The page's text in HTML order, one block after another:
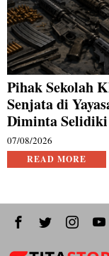
Pihak Sekolah
Senjata di
Diminta Selidiki
07/08/2026
READ MORE